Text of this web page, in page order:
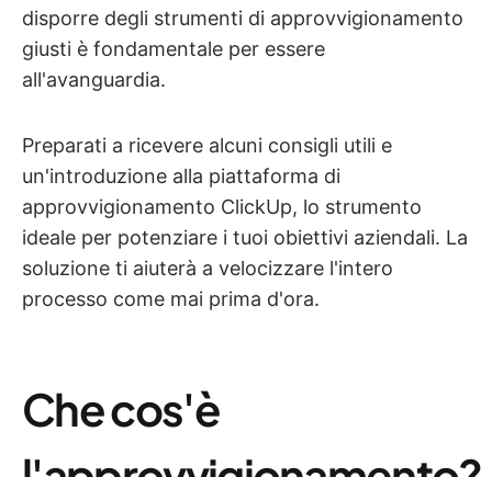
disporre degli strumenti di approvvigionamento
giusti è fondamentale per essere
all'avanguardia.
Preparati a ricevere alcuni consigli utili e
un'introduzione alla piattaforma di
approvvigionamento ClickUp, lo strumento
ideale per potenziare i tuoi obiettivi aziendali. La
soluzione ti aiuterà a velocizzare l'intero
processo come mai prima d'ora.
Che cos'è